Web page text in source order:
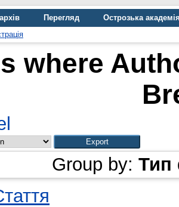
Перегляд
Острозька
where
Group by: Тип